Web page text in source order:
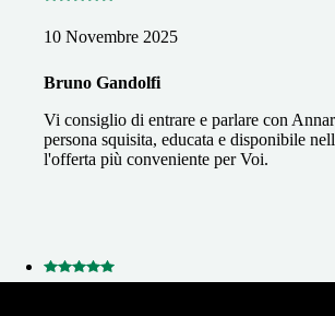
10 Novembre 2025
Bruno Gandolfi
Vi consiglio di entrare e parlare con
persona squisita, educata e disponibile
l'offerta più conveniente per Voi.